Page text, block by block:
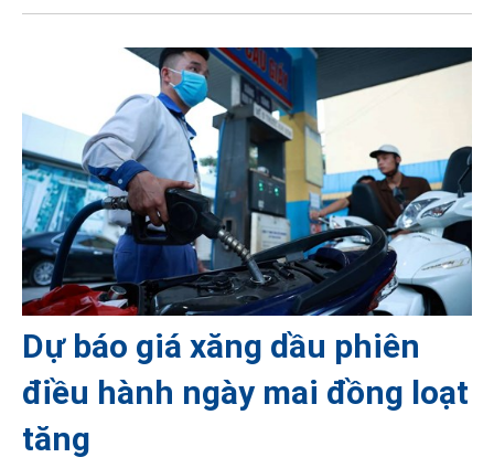
Dự báo giá xăng dầu phiên
điều hành ngày mai đồng loạt
tăng